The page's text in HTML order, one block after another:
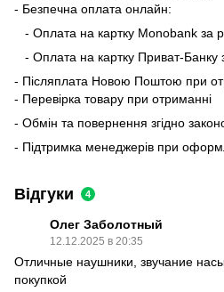
- Безпечна оплата онлайн:
- Оплата на картку Monobank за
- Оплата на картку Приват-Банку
- Післяплата Новою Поштою при
- Перевірка товару при отриманні
- Обмін та повернення згідно
- Підтримка менеджерів при
Відгуки 4
Олег Заболотный
12.12.2025 в 20:35
Отличные наушники, звучание
покупкой